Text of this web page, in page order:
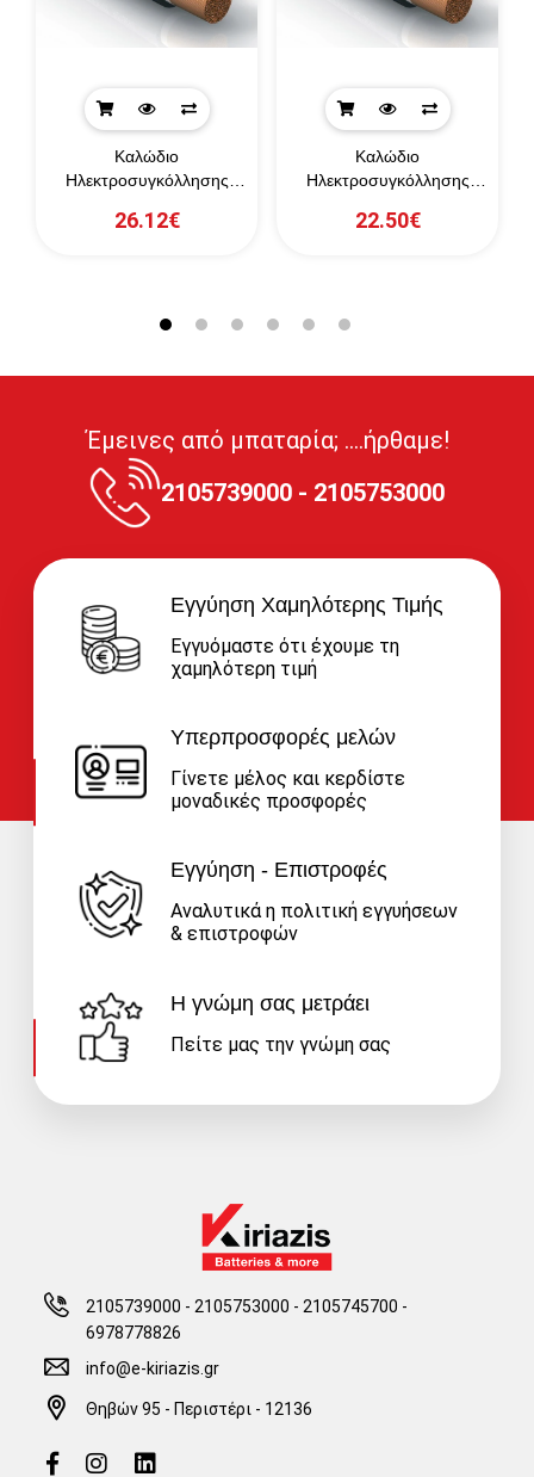
Καλώδιο
Ηλεκτροσυγκόλλησης
μέτρο (μαύρο)
26.12€
Καλώδιο
Ηλεκτροσυγκόλλησης
(μαύρο)
22.50€
Έμεινες από μπαταρία; ....ήρθαμε!
2105739000 - 2105753000
Εγγύηση Χαμηλότερης Τιμής
Εγγυόμαστε ότι έχουμε τη
χαμηλότερη τιμή
Υπερπροσφορές μελών
Γίνετε μέλος και κερδίστε
μοναδικές προσφορές
Εγγύηση - Επιστροφές
Αναλυτικά η πολιτική εγγυήσεων
& επιστροφών
Η γνώμη σας μετράει
Πείτε μας την γνώμη σας
2105739000 - 2105753000 - 2105745700 -
6978778826
info@e-kiriazis.gr
Θηβών 95 - Περιστέρι - 12136